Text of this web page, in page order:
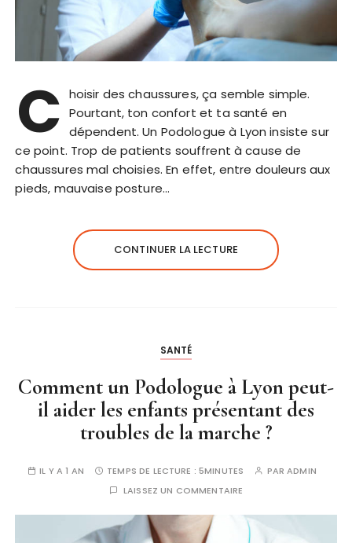
C hoisir des chaussures, ça semble simple.
Pourtant, ton confort et ta santé en
dépendent. Un Podologue à Lyon insiste sur
ce point. Trop de patients souffrent à cause de
chaussures mal choisies. En effet, entre douleurs aux
pieds, mauvaise posture…
CONTINUER LA LECTURE
SANTÉ
Comment un Podologue à Lyon peut-
il aider les enfants présentant des
troubles de la marche ?
IL Y A 1 AN TEMPS DE LECTURE :5MINUTES PARADMIN
LAISSEZ UN COMMENTAIRE